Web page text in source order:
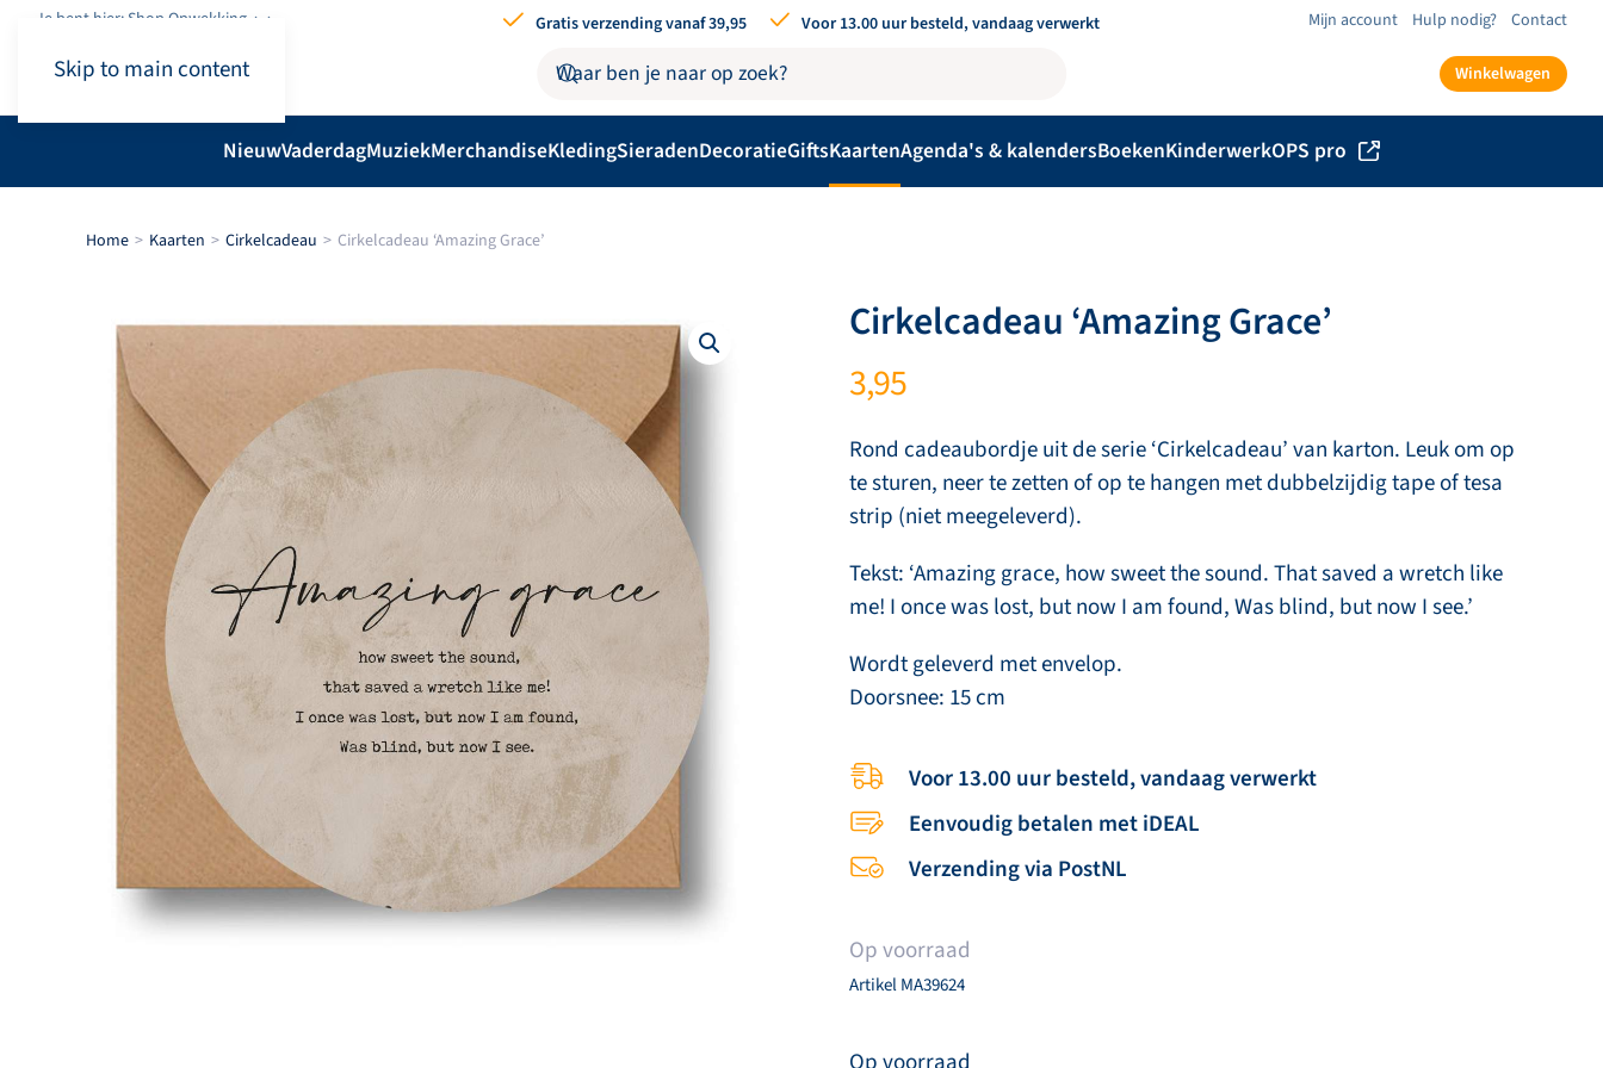
Skip to main content
Je bent hier: Shop.Opwekking Gratis verzending vanaf 39,95 Voor 13.00 uur besteld, vandaag verwerkt Mijn account Hulp nodig? Contact
Winkelwagen
NieuwVaderdagMuziekMerchandiseKledingSieradenDecoratieGiftsKaartenAgenda's & kalendersBoekenKinderwerkOPS pro
Home Kaarten Cirkelcadeau Cirkelcadeau ‘Amazing Grace’
Cirkelcadeau ‘Amazing Grace’
3,95
Rond cadeaubordje uit de serie ‘Cirkelcadeau’ van karton. Leuk om op
te sturen, neer te zetten of op te hangen met dubbelzijdig tape of tesa
strip (niet meegeleverd).
Tekst: ‘Amazing grace, how sweet the sound. That saved a wretch like
me! I once was lost, but now I am found, Was blind, but now I see.’
Wordt geleverd met envelop.
Doorsnee: 15 cm
Voor 13.00 uur besteld, vandaag verwerkt
Eenvoudig betalen met iDEAL
Verzending via PostNL
Op voorraad
ArtikelMA39624